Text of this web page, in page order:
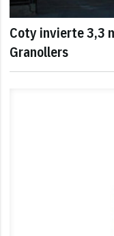
Coty invierte 3,3
Granollers